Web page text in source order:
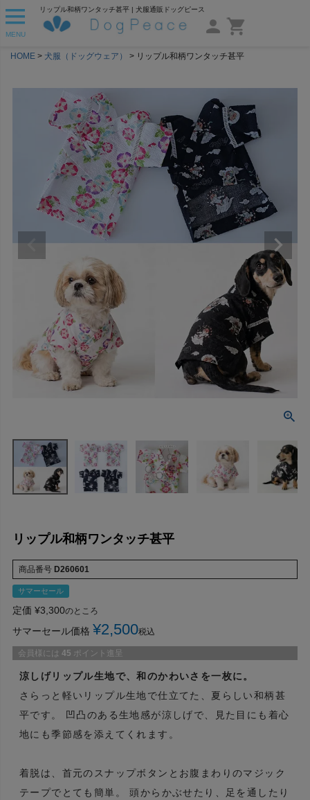
MENU
リップル和柄ワンタッチ甚平 | 犬服通販ドッグピース
HOME 犬服（ドッグウェア） リップル和柄ワンタッチ甚平
リップル和柄ワンタッチ甚平
商品番号 D260601
サマーセール
定価 ¥3,300のところ
サマーセール価格 ¥2,500税込
会員様には 45 ポイント進呈
涼しげリップル生地で、和のかわいさを一枚に。
さらっと軽いリップル生地で仕立てた、夏らしい和柄甚
平です。 凹凸のある生地感が涼しげで、見た目にも着心
地にも季節感を添えてくれます。
着脱は、首元のスナップボタンとお腹まわりのマジック
テープでとても簡単。 頭からかぶせたり、足を通したり